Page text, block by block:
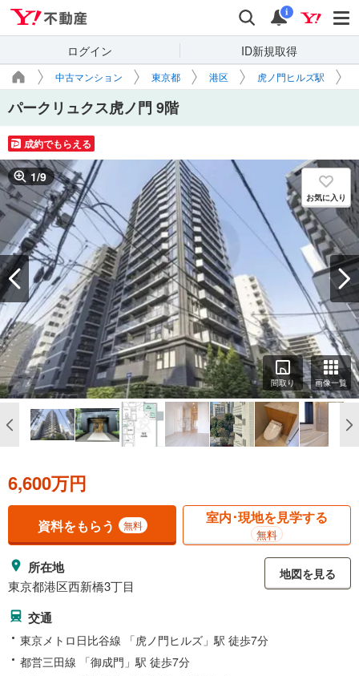
検索 通知
i
ログイン ID新規取得
中古マンション 東京都 港区 虎ノ門ヒルズ駅
パークリュクス虎ノ門 9階
成約でもらえる
1/9
お気に入り
間取り 画像一覧
6,600万円
資料をもらう 無料 室内･現地を見学する
無料
所在地
東京都港区西新橋3丁目
地図を見る
交通
東京メトロ日比谷線 「虎ノ門ヒルズ」駅 徒歩7分
都営三田線 「御成門」駅 徒歩7分